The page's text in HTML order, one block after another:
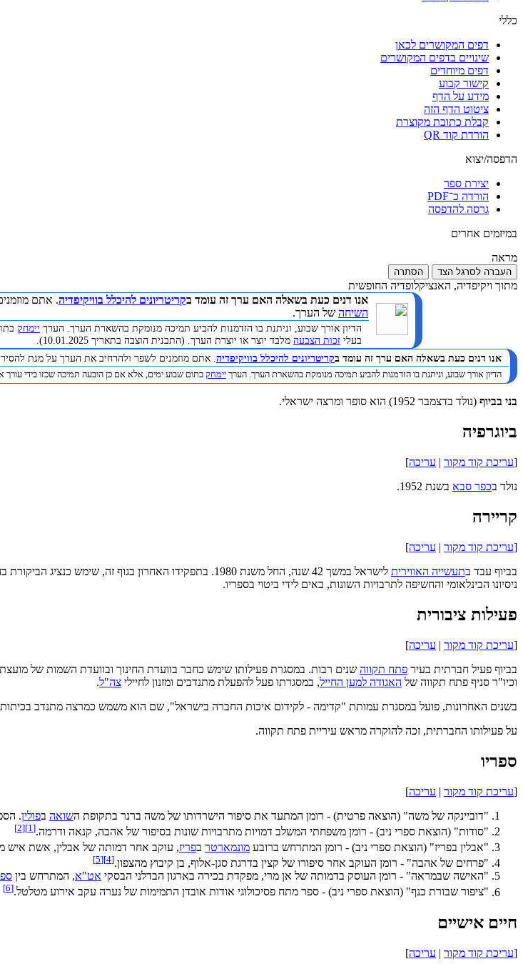
כללי
דפים המקושרים לכאן
שינויים בדפים המקושרים
דפים מיוחדים
קישור קבוע
מידע על הדף
ציטוט הדף הזה
קבלת כתובת מקוצרת
הורדת קוד QR
הדפסה/יצוא
יצירת ספר
הורדה כ־PDF
גרסה להדפסה
במיזמים אחרים
מראה
העברה לסרגל הצד הסתרה
מתוך ויקיפדיה, האנציקלופדיה החופשית
אנו דנים כעת בשאלה האם ערך זה עומד בקריטריונים להיכלל בוויקיפדיה. אתם
השיחה של הערך.
הדיון אורך שבוע, וניתנת בו הזדמנות להביע תמיכה מנומקת בהשארת הערך. הערך יימחק
בעלי זכות הצבעה מלבד יוצר או יוצרת הערך. (התבנית הוצבה בתאריך 10.01.2025).
אנו דנים כעת בשאלה האם ערך זה עומד בקריטריונים להיכלל בוויקיפדיה. אתם מוזמנים לשפר ולהרחיב את הערך על מנת
הדיון אורך שבוע, וניתנת בו הזדמנות להביע תמיכה מנומקת בהשארת הערך. הערך יימחק בתום שבוע ימים, אלא אם כן הובעה תמיכה שכזו בידי עורך
בני בביוף (נולד בדצמבר 1952) הוא סופר ומרצה ישראלי.
ביוגרפיה
[עריכת קוד מקור | עריכה]
נולד בכפר סבא בשנת 1952.
קריירה
[עריכת קוד מקור | עריכה]
בביוף עבד בתעשייה האווירית לישראל במשך 42 שנה, החל משנת 1980. בתפקידו האחרון בגוף זה, שימש כנציג הביקורת בחו"ל, תפקיד במסגרתו עבד לאורך שנים ב
ניסיונו הבינלאומי והחשיפה לתרבויות השונות, באים לידי ביטוי בספריו.
פעילות ציבורית
[עריכת קוד מקור | עריכה]
בביוף פעיל חברתית בעיר פתח תקווה שנים רבות. במסגרת פעילותו שימש כחבר בוועדת החינוך ובוועדת השמות של
וכיו"ר סניף פתח תקווה של האגודה למען החייל, במסגרתו פעל להפעלת מתנדבים ומזנון לחיילי צה"ל.
בשנים האחרונות, פועל במסגרת עמותת "קדימה - לקידום איכות החברה בישראל", שם הוא משמש כמרצה מתנדב בכיתות
על פעילותו החברתית, זכה להוקרה מראש עיריית פתח תקווה.
ספריו
[עריכת קוד מקור | עריכה]
"דוביינקה של משה" (הוצאה פרטית) - רומן המתעד את סיפור הישרדותו של משה ברנר בתקופת השואה בפולין.
"סודות" (הוצאת ספרי ניב) - רומן משפחתי המשלב דמויות מתרבויות שונות בסיפור של אהבה, קנאה ודרמה.[
1
]
[
2
]
"אבלין בפריז" (הוצאת ספרי ניב) - רומן המתרחש ברובע מונמארטר בפריז, עוקב אחר דמותה של אבלין, אשת איש
"פרחים של אהבה" - רומן העוקב אחר סיפורו של קצין בדרגת סגן-אלוף, בן קיבוץ מהצפון.[
4
]
[
5
]
"האישה שבמראה" - רומן העוסק בדמותה של אן מרי, מפקדת בכירה בארגון הבדלני הבסקי אט"א, המתרחש בין
"ציפור שבורת כנף" (הוצאת ספרי ניב) - ספר מתח פסיכולוגי אודות אובדן התמימות של נערה עקב אירוע מטלטל.[
6
]
חיים אישיים
[עריכת קוד מקור | עריכה]